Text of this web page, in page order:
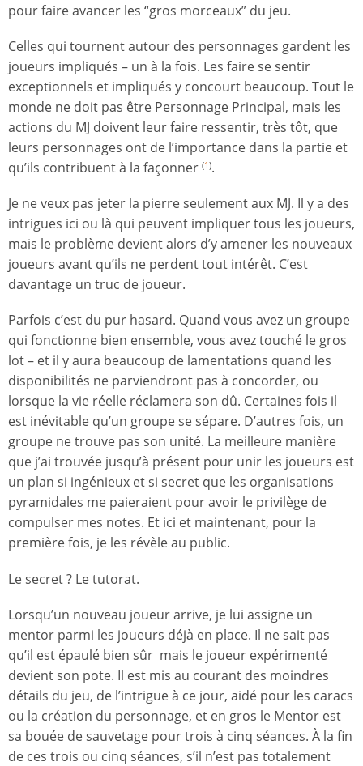
pour faire avancer les “gros morceaux” du jeu.
Celles qui tournent autour des personnages gardent les
joueurs impliqués – un à la fois. Les faire se sentir
exceptionnels et impliqués y concourt beaucoup. Tout le
monde ne doit pas être Personnage Principal, mais les
actions du MJ doivent leur faire ressentir, très tôt, que
leurs personnages ont de l’importance dans la partie et
qu’ils contribuent à la façonner (1).
Je ne veux pas jeter la pierre seulement aux MJ. Il y a des
intrigues ici ou là qui peuvent impliquer tous les joueurs,
mais le problème devient alors d’y amener les nouveaux
joueurs avant qu’ils ne perdent tout intérêt. C’est
davantage un truc de joueur.
Parfois c’est du pur hasard. Quand vous avez un groupe
qui fonctionne bien ensemble, vous avez touché le gros
lot – et il y aura beaucoup de lamentations quand les
disponibilités ne parviendront pas à concorder, ou
lorsque la vie réelle réclamera son dû. Certaines fois il
est inévitable qu’un groupe se sépare. D’autres fois, un
groupe ne trouve pas son unité. La meilleure manière
que j’ai trouvée jusqu’à présent pour unir les joueurs est
un plan si ingénieux et si secret que les organisations
pyramidales me paieraient pour avoir le privilège de
compulser mes notes. Et ici et maintenant, pour la
première fois, je les révèle au public.
Le secret ? Le tutorat.
Lorsqu’un nouveau joueur arrive, je lui assigne un
mentor parmi les joueurs déjà en place. Il ne sait pas
qu’il est épaulé bien sûr mais le joueur expérimenté
devient son pote. Il est mis au courant des moindres
détails du jeu, de l’intrigue à ce jour, aidé pour les caracs
ou la création du personnage, et en gros le Mentor est
sa bouée de sauvetage pour trois à cinq séances. À la fin
de ces trois ou cinq séances, s’il n’est pas totalement